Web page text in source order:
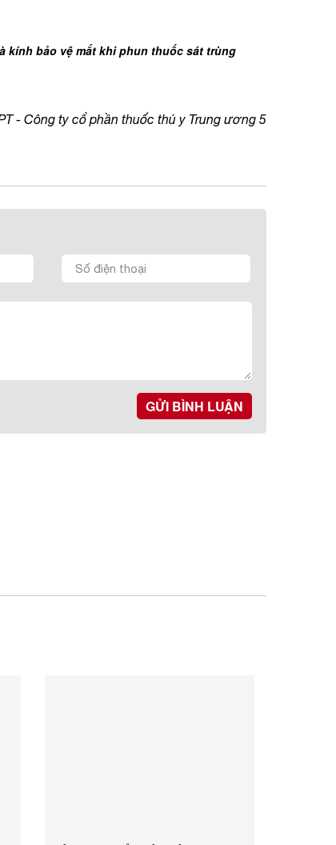
kính bảo vệ mắt khi phun thuốc sát trùng
- Công ty cổ phần thuốc thú y Trung ương 5
GỬI BÌNH LUẬN